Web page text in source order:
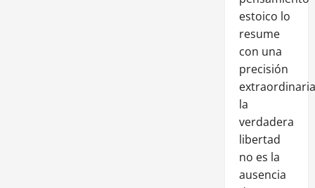
estoico lo
resume
con una
precisión
la
verdadera
libertad
no es la
ausencia